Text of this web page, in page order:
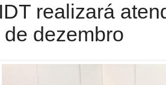
realizará
de dezembro